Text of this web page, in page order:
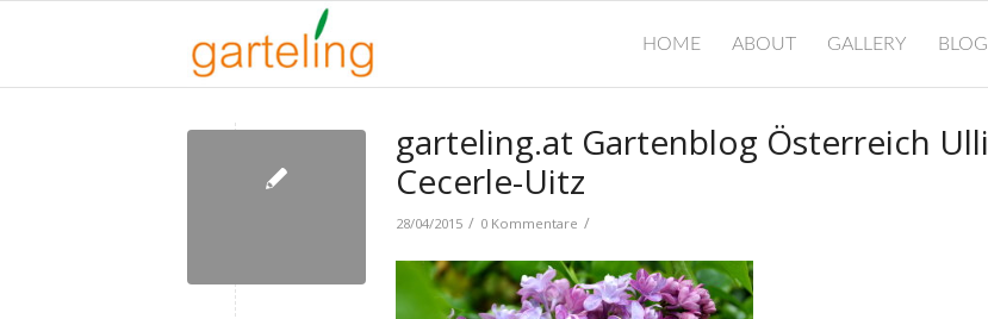
HOME ABOUT GALLERY BLOG
garteling.at Gartenblog Österreich Ulli
Cecerle-Uitz
28/04/2015 / 0 Kommentare /